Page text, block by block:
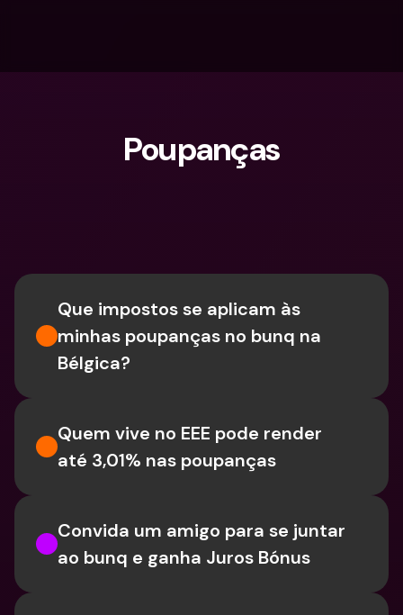
Poupanças
Que impostos se aplicam às
minhas poupanças no bunq na
Bélgica?
Quem vive no EEE pode render
até 3,01% nas poupanças
Convida um amigo para se juntar
ao bunq e ganha Juros Bónus